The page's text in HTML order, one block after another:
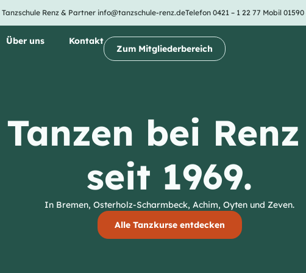
Tanzschule Renz & Partnerinfo@tanzschule-renz.deTelefon 0421 – 1 22 77 Mobil 01590
Über uns Kontakt
Zum Mitgliederbereich
Tanzen bei
seit 1969.
In Bremen, Osterholz-Scharmbeck, Achim, Oyten und Zeven.
Alle Tanzkurse entdecken